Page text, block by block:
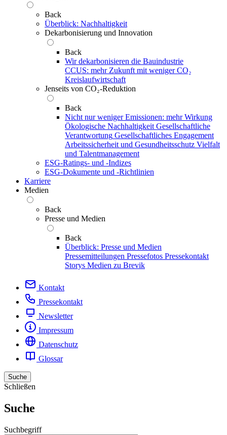
Back
Überblick: Nachhaltigkeit
Dekarbonisierung und Innovation
Back
Wir dekarbonisieren die Bauindustrie
CCUS: mehr Zukunft mit weniger CO₂
Kreislaufwirtschaft
Jenseits von CO₂-Reduktion
Back
Nicht nur weniger Emissionen: mehr Wirkung
Ökologische Nachhaltigkeit Gesellschaftliche
Verantwortung Gesellschaftliches Engagement
Arbeitssicherheit und Gesundheitsschutz Vielfalt
und Talentmanagement
ESG-Ratings- und ‑Indizes
ESG-Dokumente und ‑Richtlinien
Karriere
Medien
Back
Presse und Medien
Back
Überblick: Presse und Medien
Pressemitteilungen Pressefotos Pressekontakt
Storys Medien zu Brevik
Kontakt
Pressekontakt
Newsletter
Impressum
Datenschutz
Glossar
Suche
Schließen
Suche
Suchbegriff